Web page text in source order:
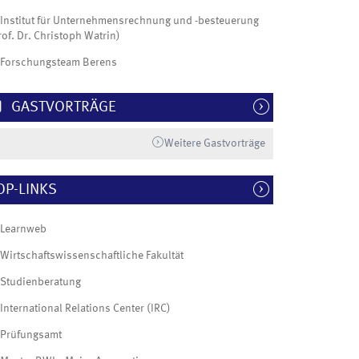
Institut für Unternehmensrechnung und -besteuerung
Dr. Christoph Watrin)
Forschungsteam Berens
GASTVORTRÄGE
Weitere Gastvorträge
LINKS
Learnweb
Wirtschaftswissenschaftliche Fakultät
Studienberatung
International Relations Center (IRC)
Prüfungsamt